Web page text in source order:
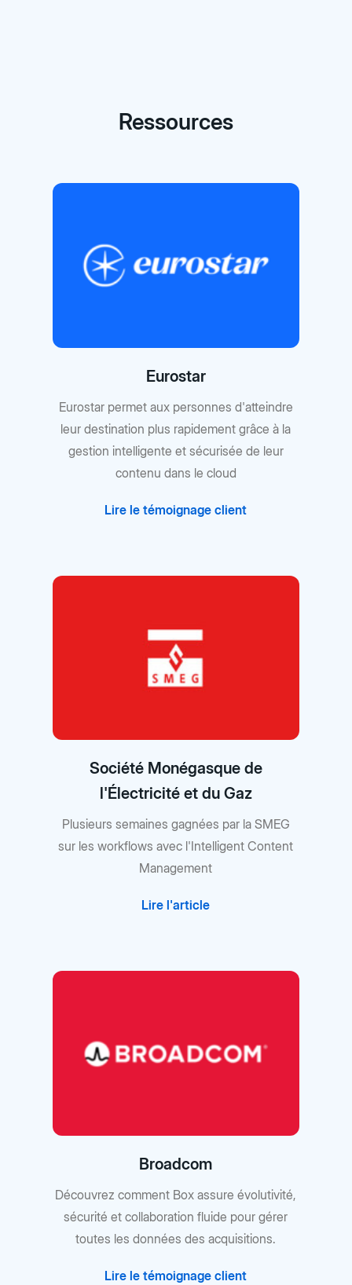
Ressources
Eurostar
Eurostar permet aux personnes d'atteindre
leur destination plus rapidement grâce à la
gestion intelligente et sécurisée de leur
contenu dans le cloud
Lire le témoignage client
Société Monégasque de
l'Électricité et du Gaz
Plusieurs semaines gagnées par la SMEG
sur les workflows avec l'Intelligent Content
Management
Lire l'article
Broadcom
Découvrez comment Box assure évolutivité,
sécurité et collaboration fluide pour gérer
toutes les données des acquisitions.
Lire le témoignage client